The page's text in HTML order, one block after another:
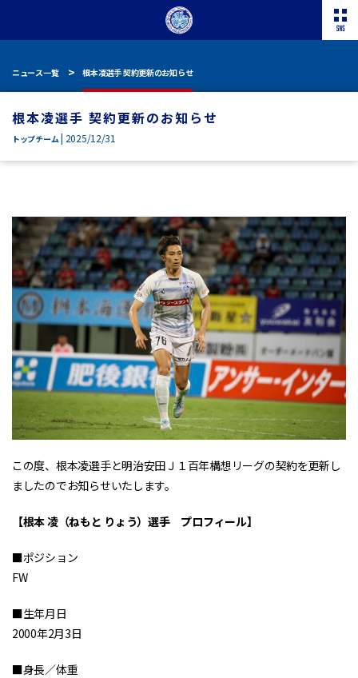
ニュース一覧 根本凌選手 契約更新のお知らせ
根本凌選手 契約更新のお知らせ
トップチーム| 2025/12/31
この度、根本凌選手と明治安田Ｊ１百年構想リーグの契約を更新し
ましたのでお知らせいたします。
【根本 凌（ねもと りょう）選手 プロフィール】
■ポジション
FW
■生年月日
2000年2月3日
■身長／体重